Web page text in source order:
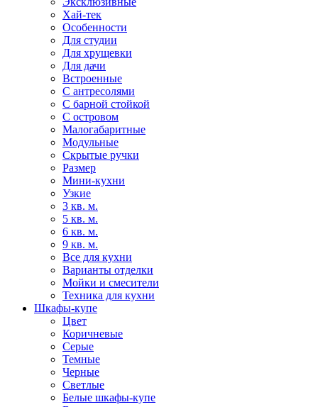
Хай-тек
Особенности
Для студии
Для хрущевки
Для дачи
Встроенные
С антресолями
С барной стойкой
С островом
Малогабаритные
Модульные
Скрытые ручки
Размер
Мини-кухни
Узкие
3 кв. м.
5 кв. м.
6 кв. м.
9 кв. м.
Все для кухни
Варианты отделки
Мойки и смесители
Техника для кухни
Шкафы-купе
Цвет
Коричневые
Серые
Темные
Черные
Светлые
Белые шкафы-купе